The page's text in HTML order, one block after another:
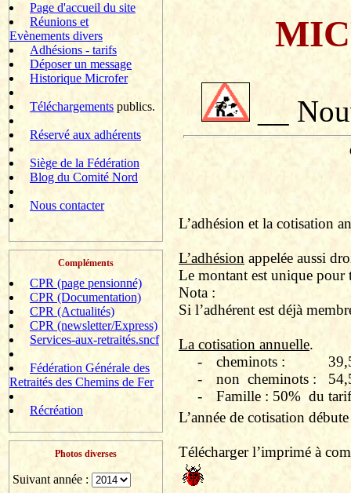
Page d'accueil du site
Réunions et
Evènements divers
Adhésions - tarifs
Déposer un message
Historique Microfer
Téléchargements publics.
Réservé aux adhérents
Siège de la Fédération
Blog du Comité Nord
Nous contacter
Compléments
CPR (page pensionné)
CPR (Documentation)
CPR (Actualités)
CPR (newsletter/Express)
Services-aux-retraités.sncf
Fédération Générale des
Retraités des Chemins de Fer
Récréation
Photos diverses
Suivant année :
__
L’adhésion et la cotisation
L’adhésion appelée aussi
Le montant est unique pour
Nota :
Si l’adhérent est déjà
La cotisation annuelle.
-
cheminots :
-
non cheminots :
-
Famille : 50% du
L’année de cotisation
Télécharger l’imprimé à